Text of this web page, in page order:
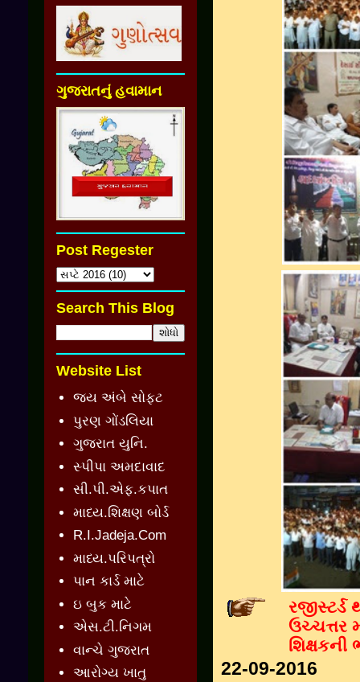
ઉચ્ચત્તર
શિક્ષકની
22-09-2016
ગુજરાતનું હવામાન
Post Regester
Search This Blog
Website List
જય અંબે સોફ્ટ
પુરણ ગોંડલિયા
ગુજરાત યુનિ.
સ્પીપા અમદાવાદ
સી.પી.એફ.કપાત
માધ્ય.શિક્ષણ બોર્ડ
R.I.Jadeja.Com
માધ્ય.પરિપત્રો
પાન કાર્ડ માટે
ઇ બુક માટે
એસ.ટી.નિગમ
વાન્ચે ગુજરાત
આરોગ્ય ખાતુ